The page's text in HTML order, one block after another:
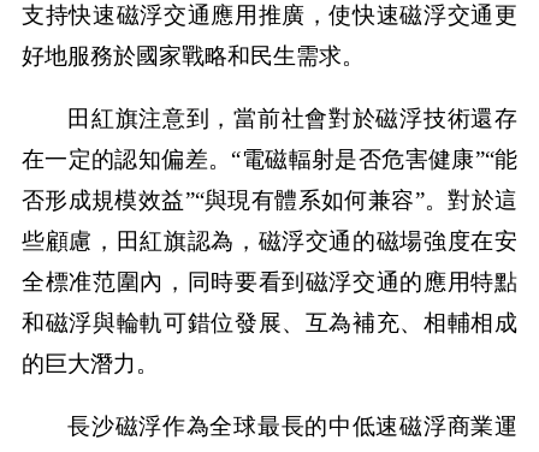
支持快速磁浮交通應用推廣，使快速磁浮交通更
好地服務於國家戰略和民生需求。
田紅旗注意到，當前社會對於磁浮技術還存
在一定的認知偏差。“電磁輻射是否危害健康”“能
否形成規模效益”“與現有體系如何兼容”。對於這
些顧慮，田紅旗認為，磁浮交通的磁場強度在安
全標准范圍內，同時要看到磁浮交通的應用特點
和磁浮與輪軌可錯位發展、互為補充、相輔相成
的巨大潛力。
長沙磁浮作為全球最長的中低速磁浮商業運